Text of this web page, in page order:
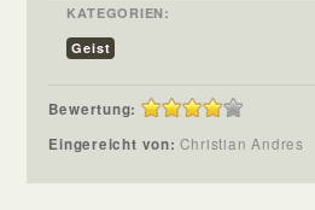
KATEGORIEN:
Geist
Bewertung:
Eingereicht von:Christian Andres